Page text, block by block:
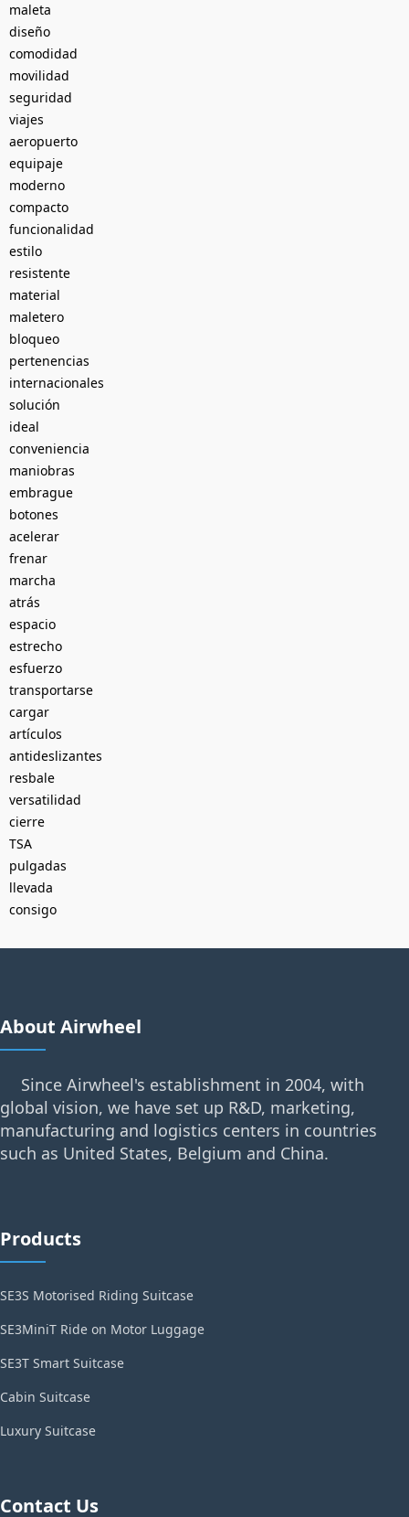
maleta
diseño
comodidad
movilidad
seguridad
viajes
aeropuerto
equipaje
moderno
compacto
funcionalidad
estilo
resistente
material
maletero
bloqueo
pertenencias
internacionales
solución
ideal
conveniencia
maniobras
embrague
botones
acelerar
frenar
marcha
atrás
espacio
estrecho
esfuerzo
transportarse
cargar
artículos
antideslizantes
resbale
versatilidad
cierre
TSA
pulgadas
llevada
consigo
About Airwheel
Since Airwheel's establishment in 2004, with
global vision, we have set up R&D, marketing,
manufacturing and logistics centers in countries
such as United States, Belgium and China.
Products
SE3S Motorised Riding Suitcase
SE3MiniT Ride on Motor Luggage
SE3T Smart Suitcase
Cabin Suitcase
Luxury Suitcase
Contact Us